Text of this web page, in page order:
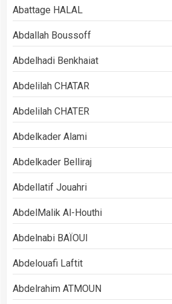
Abattage HALAL
Abdallah Boussoff
Abdelhadi Benkhaiat
Abdelilah CHATAR
Abdelilah CHATER
Abdelkader Alami
Abdelkader Belliraj
Abdellatif Jouahri
AbdelMalik Al-Houthi
Abdelnabi BAÏOUI
Abdelouafi Laftit
Abdelrahim ATMOUN